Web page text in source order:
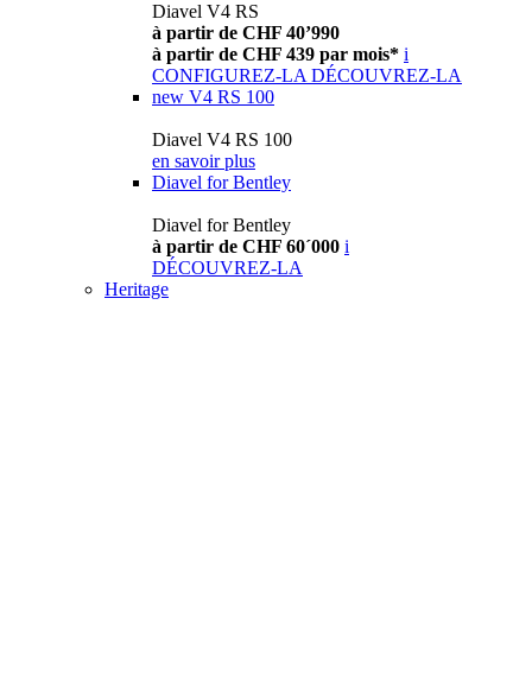
Diavel V4 RS
à partir de CHF 40’990
à partir de CHF 439 par mois* i
CONFIGUREZ-LA DÉCOUVREZ-LA
new V4 RS 100
Diavel V4 RS 100
en savoir plus
Diavel for Bentley
Diavel for Bentley
à partir de CHF 60´000 i
DÉCOUVREZ-LA
Heritage